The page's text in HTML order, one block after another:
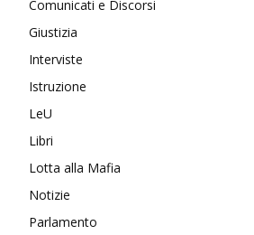
Comunicati e Discorsi
Giustizia
Interviste
Istruzione
LeU
Libri
Lotta alla Mafia
Notizie
Parlamento